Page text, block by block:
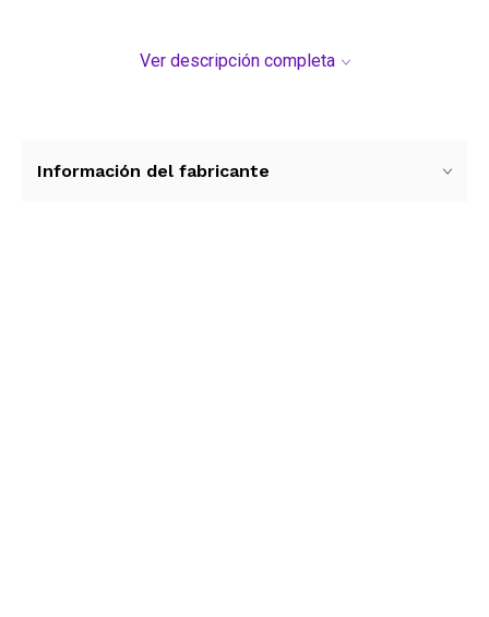
Ver descripción completa
Información del fabricante